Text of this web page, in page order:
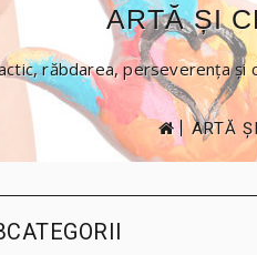
ARTĂ ȘI
răbdarea, perseverența
>
ARTĂ